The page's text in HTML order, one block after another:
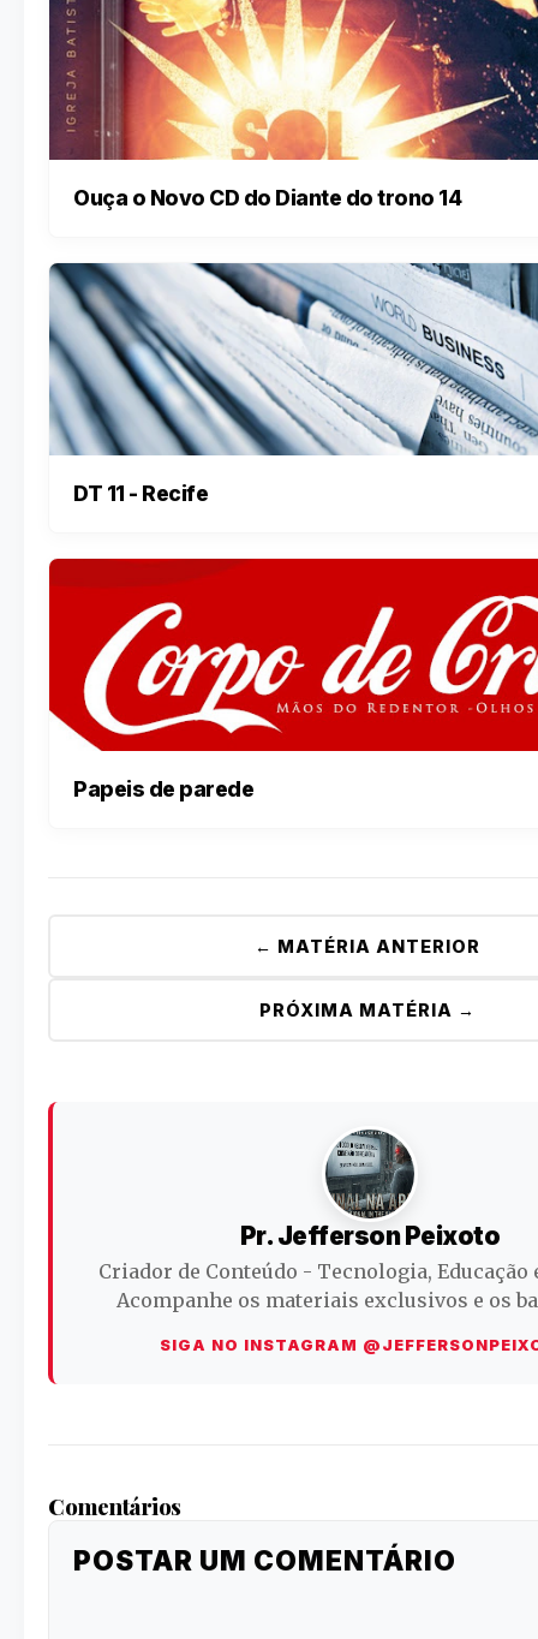
Ouça o Novo CD do Diante do trono 14
DT 11 - Recife
Papeis de parede
← MATÉRIA ANTERIOR
PRÓXIMA MATÉRIA →
Pr. Jefferson Peixoto
Criador de Conteúdo - Tecnologia, Educação
Acompanhe os materiais exclusivos e os
SIGA NO INSTAGRAM
Comentários
POSTAR UM COMENTÁRIO